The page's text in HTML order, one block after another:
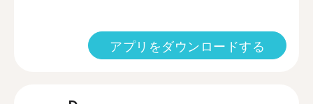
アプリをダウンロードする